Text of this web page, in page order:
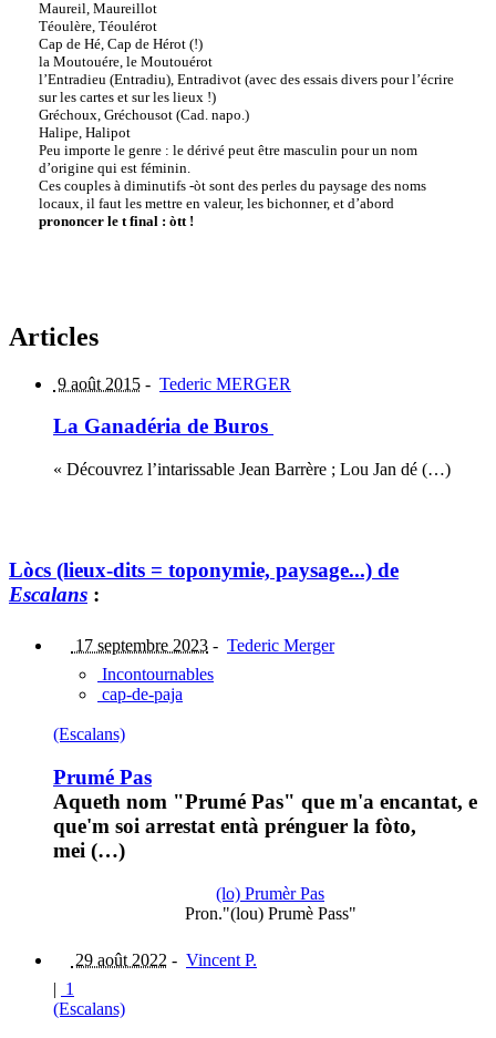
Maureil, Maureillot
Téoulère, Téoulérot
Cap de Hé, Cap de Hérot (!)
la Moutouére, le Moutouérot
l’Entradieu (Entradiu), Entradivot (avec des essais divers pour l’écrire
sur les cartes et sur les lieux !)
Gréchoux, Gréchousot (Cad. napo.)
Halipe, Halipot
Peu importe le genre : le dérivé peut être masculin pour un nom
d’origine qui est féminin.
Ces couples à diminutifs -òt sont des perles du paysage des noms
locaux, il faut les mettre en valeur, les bichonner, et d’abord
prononcer le t final : òtt !
Articles
9 août 2015 - Tederic MERGER
La Ganadéria de Buros
« Découvrez l’intarissable Jean Barrère ; Lou Jan dé (…)
Lòcs (lieux-dits = toponymie, paysage...) de
Escalans :
17 septembre 2023 - Tederic Merger
Incontournables
cap-de-paja
(Escalans)
Prumé Pas
Aqueth nom "Prumé Pas" que m'a encantat, e
que'm soi arrestat entà prénguer la fòto,
mei (…)
(lo) Prumèr Pas
Pron."(lou) Prumè Pass"
29 août 2022 - Vincent P.
| 1
(Escalans)